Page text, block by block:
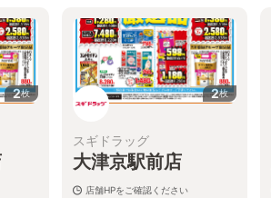
2枚 2枚
スギドラッグ
大津京駅前店
店舗HPをご確認ください